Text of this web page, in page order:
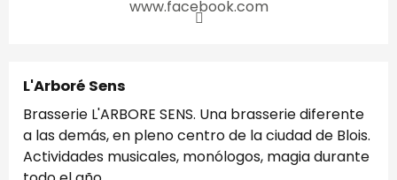
www.facebook.com
L'Arboré Sens
Brasserie L'ARBORE SENS. Una brasserie diferente
a las demás, en pleno centro de la ciudad de Blois.
Actividades musicales, monólogos, magia durante